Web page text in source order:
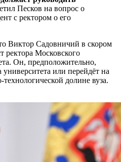
Песков на вопрос о
с ректором о его
Виктор Садовничий в скором
ректора Московского
Он, предположительно,
или перейдёт на
долине вуза.